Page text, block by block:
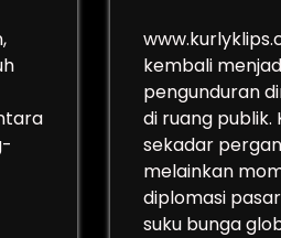
kembali
pengunduran
di ruang
sekadar
melainkan
diplomasi
suku bunga